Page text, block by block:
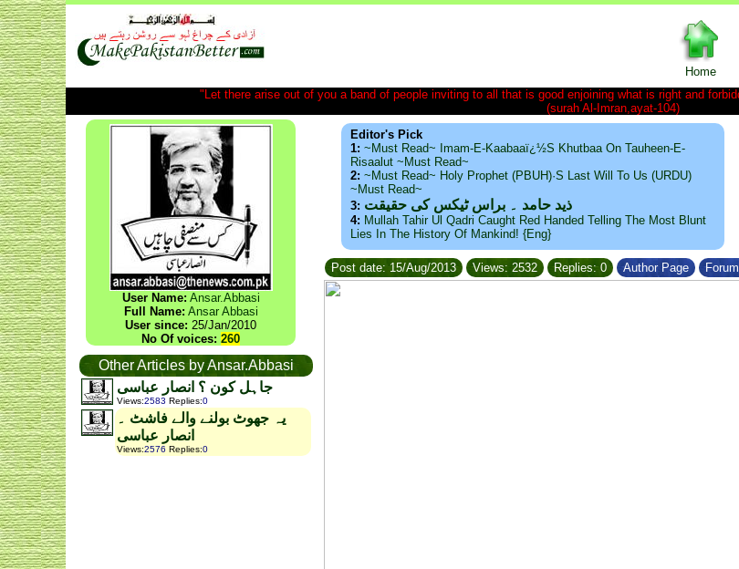
Home
"Let there arise out of you a band of people inviting to all that is good enjoining what is right and
(surah Al-Imran,ayat-104)
User Name: Ansar.Abbasi
Full Name: Ansar Abbasi
User since: 25/Jan/2010
No Of voices: 260
Other Articles by Ansar.Abbasi
جاہل کون ؟ انصار عباسی
Views:2583 Replies:0
یہ جھوٹ بولنے والے فاشٹ ۔
انصار عباسی
Views:2576 Replies:0
Editor's Pick
1: ~Must Read~ Imam-E-Kaabaaï¿½s Khutbaa On Tauheen-E-
Risaalut ~Must Read~
2: ~Must Read~ Holy Prophet (PBUH)·s Last Will To Us (URDU)
~Must Read~
3: ذید حامد ۔ براس ٹیکس کی حقیقت
4: Mullah Tahir Ul Qadri Caught Red Handed Telling The Most Blunt
Lies In The History Of Mankind! {Eng}
Post date: 15/Aug/2013 Views: 2532 Replies: 0 Author Page